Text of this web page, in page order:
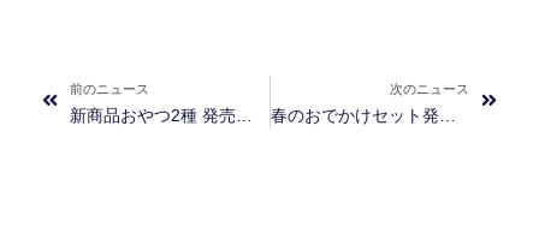
前のニュース 次のニュース